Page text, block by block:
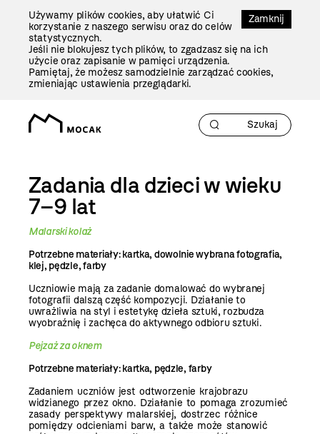
Zamknij
Używamy plików cookies, aby ułatwić Ci
korzystanie z naszego serwisu oraz do celów
statystycznych.
Jeśli nie blokujesz tych plików, to zgadzasz się na ich
użycie oraz zapisanie w pamięci urządzenia.
Pamiętaj, że możesz samodzielnie zarządzać cookies,
zmieniając ustawienia przeglądarki.
Zadania dla dzieci w wieku
7–9 lat
Malarski kolaż
Potrzebne materiały: kartka, dowolnie wybrana fotografia,
klej, pędzle, farby
Uczniowie mają za zadanie domalować do wybranej
fotografii dalszą część kompozycji. Działanie to
uwrażliwia na styl i estetykę dzieła sztuki, rozbudza
wyobraźnię i zachęca do aktywnego odbioru sztuki.
Pejzaż za oknem
Potrzebne materiały: kartka, pędzle, farby
Zadaniem uczniów jest odtworzenie krajobrazu
widzianego przez okno. Działanie to pomaga zrozumieć
zasady perspektywy malarskiej, dostrzec różnice
pomiędzy odcieniami barw, a także może stanowić